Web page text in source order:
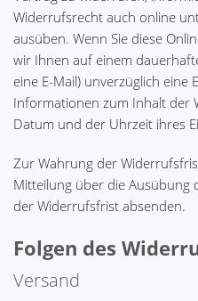
Widerrufsrecht auch online
ausüben. Wenn Sie diese
wir Ihnen auf einem
eine E-Mail) unverzüglich eine
Informationen zum Inhalt der
Datum und der Uhrzeit ihres
Zur Wahrung der
Mitteilung über die Ausübung
der Widerrufsfrist absenden.
Folgen des
Versand